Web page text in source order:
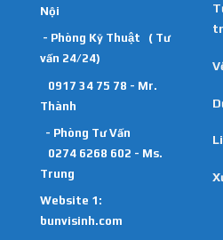
Nội
- Phòng Kỹ Thuật ( Tư
vấn 24/24)
0917 34 75 78 - Mr.
Thành
- Phòng Tư Vấn
0274 6268 602 - Ms.
Trung
Website 1:
bunvisinh.com